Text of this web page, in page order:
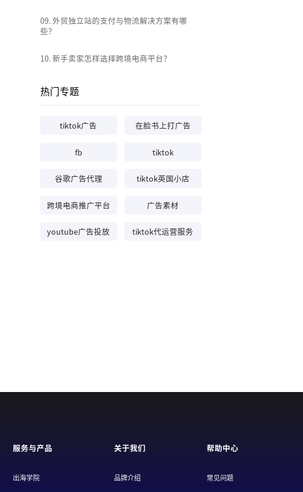
09.外贸独立站的支付与物流解决方案有哪
些？
10.新手卖家怎样选择跨境电商平台？
热门专题
tiktok广告 在脸书上打广告
fb tiktok
谷歌广告代理 tiktok英国小店
跨境电商推广平台 广告素材
youtube广告投放 tiktok代运营服务
帮助中心
常见问题
关于我们
品牌介绍
服务与产品
出海学院